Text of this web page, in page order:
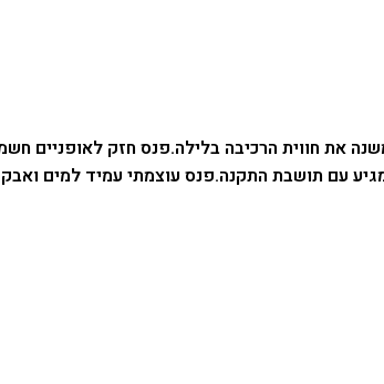
את חווית הרכיבה בלילה.פנס חזק לאופניים
עם תושבת התקנה.פנס עוצמתי עמיד למים